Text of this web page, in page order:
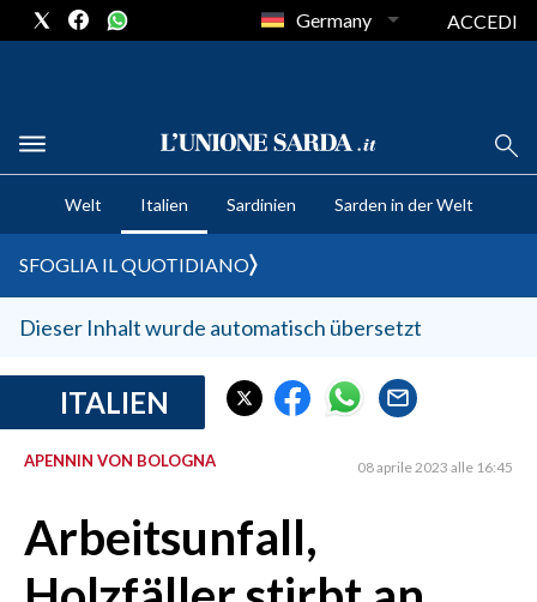
CRONACA SARDEGNA
CAGLIARI
SULCIS IGLESIENTE
MEDIO CAMPIDANO
SASSARI E PROVINCIA
GALLURA
NUORO E PROVINCIA
AGENDA
CRONACA
Germany ACCEDI
Welt Italien Sardinien Sarden in der Welt
SFOGLIA IL QUOTIDIANO
Dieser Inhalt wurde automatisch übersetzt
ITALIEN
APENNIN VON BOLOGNA 08 aprile 2023 alle 16:45
Arbeitsunfall,